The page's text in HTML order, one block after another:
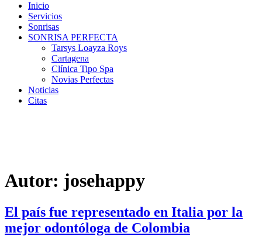
Inicio
Servicios
Sonrisas
SONRISA PERFECTA
Tarsys Loayza Roys
Cartagena
Clínica Tipo Spa
Novias Perfectas
Noticias
Citas
Autor: josehappy
El país fue representado en Italia por la
mejor odontóloga de Colombia